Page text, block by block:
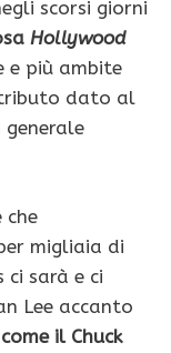
scorsi giorni
Hollywood
e più ambite
dato al
che
migliaia di
ci sarà e ci
Lee accanto
come il Chuck